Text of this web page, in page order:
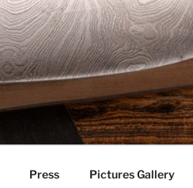
Press Pictures Gallery